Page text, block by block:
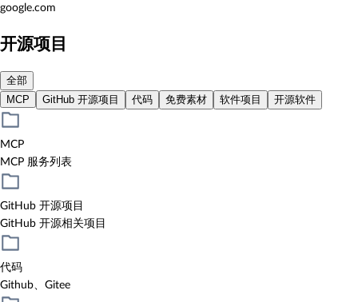
google.com
开源项目
全部
MCP
GitHub 开源项目 代码 免费素材 软件项目 开源软件
MCP
MCP 服务列表
GitHub 开源项目
GitHub 开源相关项目
代码
Github、Gitee